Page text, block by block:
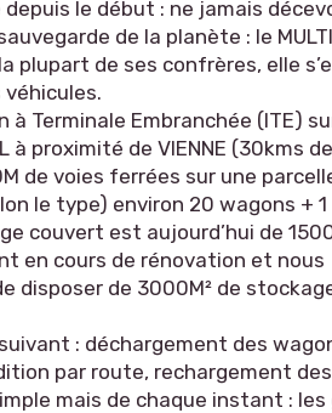
depuis le début : ne jamais
de la planète : le MULTI
plupart de ses confrères, elle
Terminale Embranchée (ITE)
à proximité de VIENNE (30kms de
de voies ferrées sur une
le type) environ 20 wagons + 1
couvert est aujourd’hui de
en cours de rénovation et nous
disposer de 3000M² de
: déchargement des
par route, rechargement des
mais de chaque instant : les